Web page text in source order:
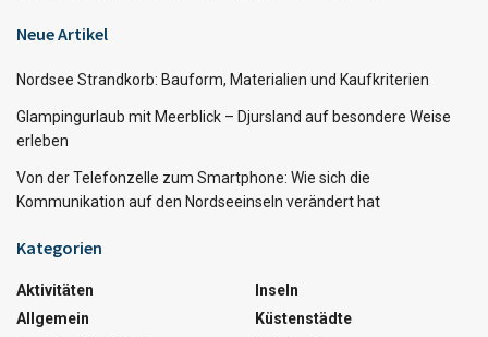
Neue Artikel
Nordsee Strandkorb: Bauform, Materialien und Kaufkriterien
Glampingurlaub mit Meerblick – Djursland auf besondere Weise
erleben
Von der Telefonzelle zum Smartphone: Wie sich die
Kommunikation auf den Nordseeinseln verändert hat
Kategorien
Aktivitäten
Allgemein
Inseln
Küstenstädte